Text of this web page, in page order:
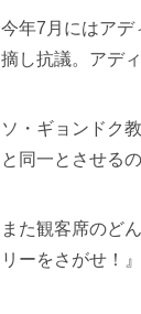
今年7月にはアデ
摘し抗議。アデ
ソ・ギョンドク
と同一とさせるの
また観客席のど
リーをさがせ！